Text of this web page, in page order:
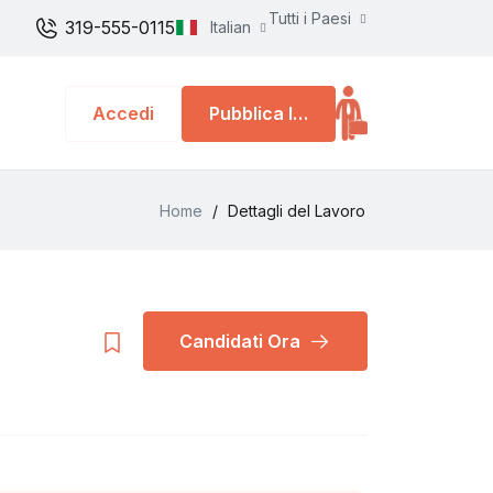
319-555-0115 Italian Tutti i Paesi
Accedi Pubblica lavoro
Home / Dettagli del Lavoro
Candidati Ora